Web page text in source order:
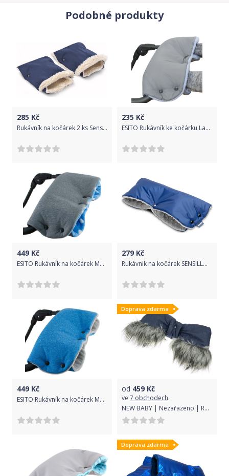
Podobné produkty
285 Kč
Rukávník na kočárek 2 ks Sensillo 45x21 navy, Modrá
235 Kč
ESITO Rukávník ke kočárku Lara, Barva šedá / modrá
449 Kč
ESITO Rukávník na kočárek Magna softshell, Barva puntík modrá, Velikost 45 x 53 cm
279 Kč
Rukávnik na kočárek SENSILLO, na obe ruky, barva modrá
449 Kč
ESITO Rukávník na kočárek Magna softshell, Barva melír tyrkysový, Velikost 45 x 53 cm
Doprava zdarma
od 459 Kč
ve 7 obchodech
NEW BABY | Nezařazeno | Rukávník na kočárek 2v1 New Baby s kožešinkou blue | Modrá |
Doprava zdarma